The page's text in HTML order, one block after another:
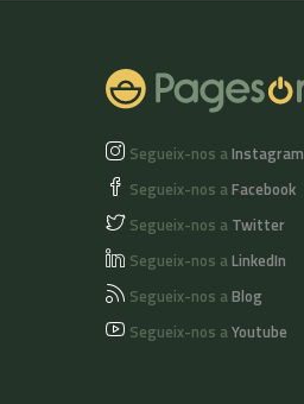
Segueix-nos aInstagram
Segueix-nos aFacebook
Segueix-nos a Twitter
Segueix-nos aLinkedIn
Segueix-nos aBlog
Segueix-nos aYoutube